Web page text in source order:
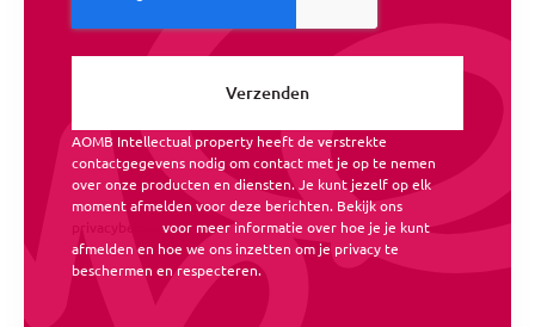
AOMB Intellectual property heeft de verstrekte
contactgegevens nodig om contact met je op te nemen
over onze producten en diensten. Je kunt jezelf op elk
moment afmelden voor deze berichten. Bekijk ons
voor meer informatie over hoe je je kunt
afmelden en hoe we ons inzetten om je privacy te
beschermen en respecteren.